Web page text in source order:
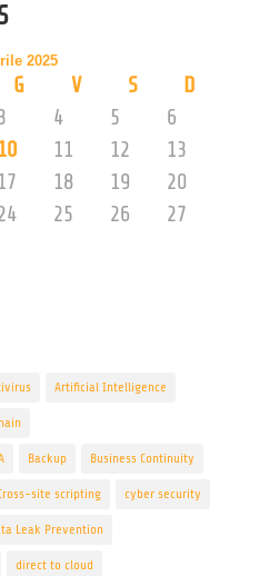
2025
G V S
D
4 5
6
11 12
13
18 19
20
25 26
27
Artificial Intelligence
Backup Business Continuity
site scripting cyber security
Leak Prevention
direct to cloud